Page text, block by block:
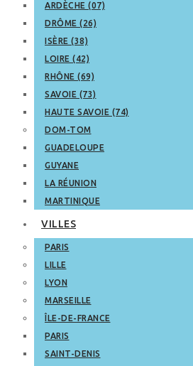
ARDÈCHE (07)
DRÔME (26)
ISÈRE (38)
LOIRE (42)
RHÔNE (69)
SAVOIE (73)
HAUTE SAVOIE (74)
DOM-TOM
GUADELOUPE
GUYANE
LA RÉUNION
MARTINIQUE
VILLES
PARIS
LILLE
LYON
MARSEILLE
ÎLE-DE-FRANCE
PARIS
SAINT-DENIS